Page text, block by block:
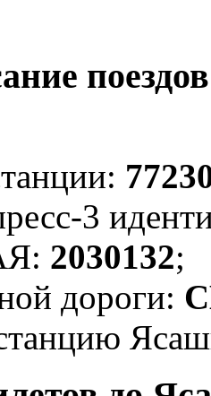
3
2030132;
дороги: